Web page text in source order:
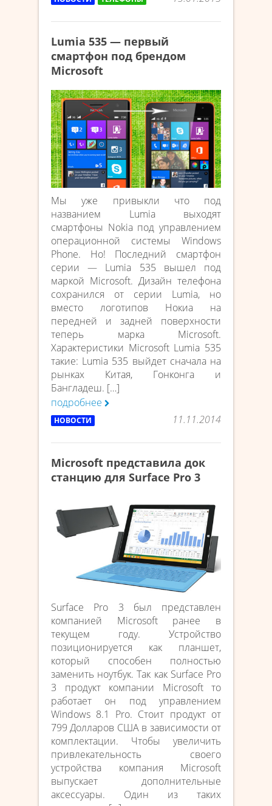
Lumia 535 — первый
смартфон под брендом
Microsoft
Мы уже привыкли что под
названием Lumia выходят
смартфоны Nokia под управлением
операционной системы Windows
Phone. Но! Последний смартфон
серии — Lumia 535 вышел под
маркой Microsoft. Дизайн телефона
сохранился от серии Lumia, но
вместо логотипов Нокиа на
передней и задней поверхности
теперь марка Microsoft.
Характеристики Microsoft Lumia 535
такие: Lumia 535 выйдет сначала на
рынках Китая, Гонконга и
Бангладеш. […]
подробнее
НОВОСТИ 11.11.2014
Microsoft представила док
станцию для Surface Pro 3
Surface Pro 3 был представлен
компанией Microsoft ранее в
текущем году. Устройство
позиционируется как планшет,
который способен полностью
заменить ноутбук. Так как Surface Pro
3 продукт компании Microsoft то
работает он под управлением
Windows 8.1 Pro. Стоит продукт от
799 Долларов США в зависимости от
комплектации. Чтобы увеличить
привлекательность своего
устройства компания Microsoft
выпускает дополнительные
аксессуары. Один из таких